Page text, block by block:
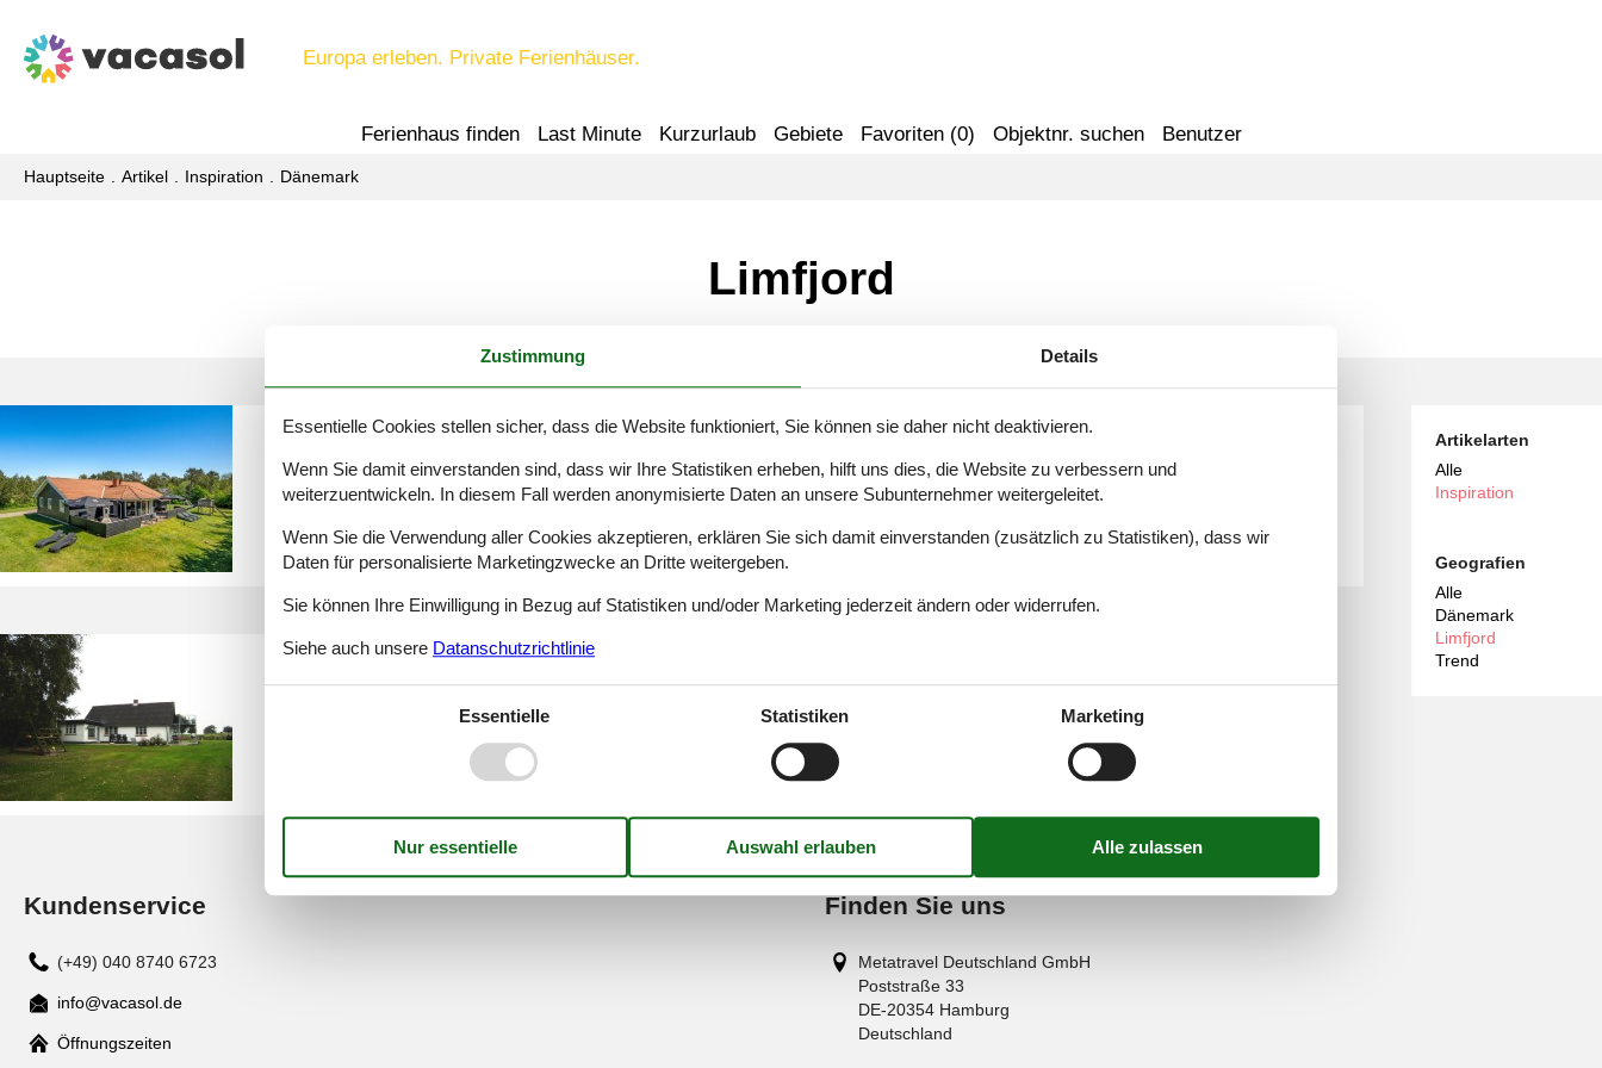
Europa erleben. Private Ferienhäuser.
Ferienhaus finden Last Minute Kurzurlaub Gebiete Favoriten (0) Objektnr. suchen Benutzer
Hauptseite Artikel Inspiration Dänemark
Limfjord
urlaub mit hund trend thyboron ferienhaus mit meerblick
ferienhaus limfjord mit hund
Artikelarten
Alle
Inspiration
Geografien
Alle
Dänemark
Limfjord
Trend
Kundenservice
(+49) 040 8740 6723
Mail
info@vacasol.de
Öffnungszeiten
Finden Sie uns
Metatravel Deutschland GmbH
Poststraße 33
DE-20354 Hamburg
Deutschland
Zustimmung Details
Essentielle Cookies stellen sicher, dass die Website funktioniert, Sie können sie daher nicht deaktivieren.
Wenn Sie damit einverstanden sind, dass wir Ihre Statistiken erheben, hilft uns dies, die Website zu verbessern und
weiterzuentwickeln. In diesem Fall werden anonymisierte Daten an unsere Subunternehmer weitergeleitet.
Wenn Sie die Verwendung aller Cookies akzeptieren, erklären Sie sich damit einverstanden (zusätzlich zu Statistiken), dass wir
Daten für personalisierte Marketingzwecke an Dritte weitergeben.
Sie können Ihre Einwilligung in Bezug auf Statistiken und/oder Marketing jederzeit ändern oder widerrufen.
Siehe auch unsere Datanschutzrichtlinie
Essentielle Statistiken Marketing